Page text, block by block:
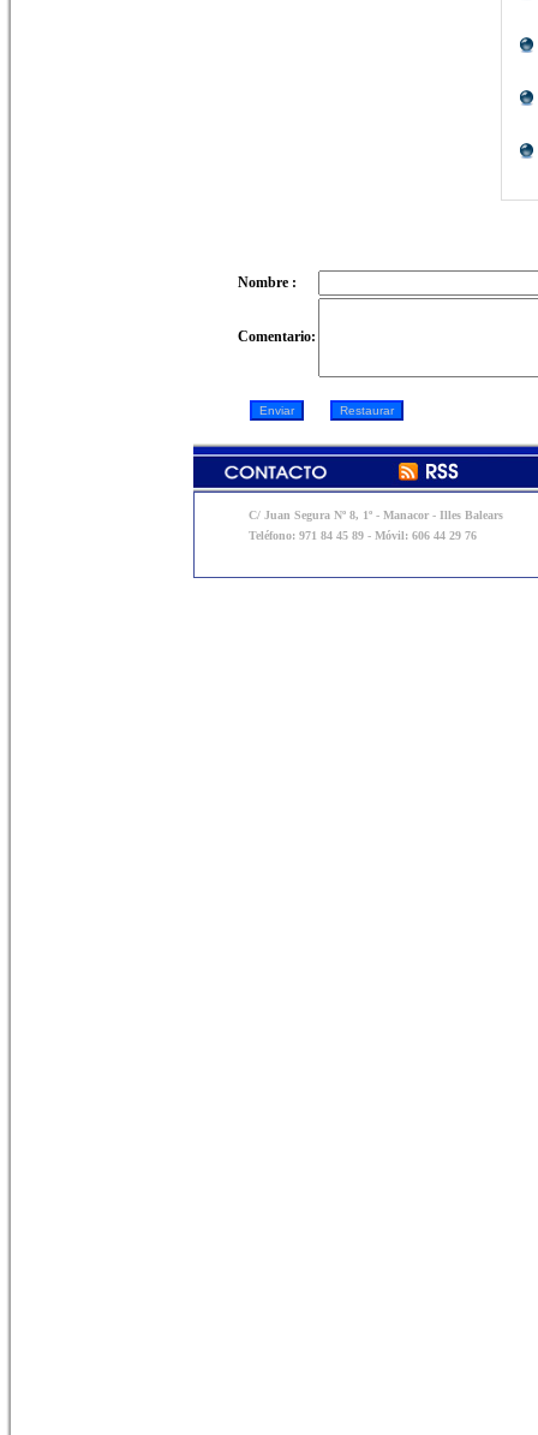
Nombre :
Comentario:
C/ Juan Segura Nº 8, 1º - Manacor - Illes Balears
Teléfono: 971 84 45 89 - Móvil: 606 44 29 76